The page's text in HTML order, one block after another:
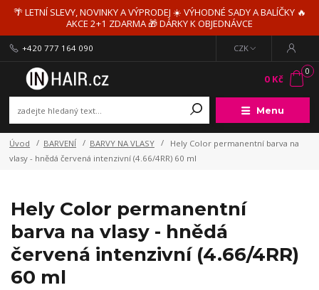
🌴 LETNÍ SLEVY, NOVINKY A VÝPRODEJ ☀️ VÝHODNÉ SADY A BALÍČKY 🔥
AKCE 2+1 ZDARMA 🎁 DÁRKY K OBJEDNÁVCE
Menu
CZK
+420 777 164 090
0
0 Kč
Úvod BARVENÍ BARVY NA VLASY
Hely Color permanentní barva na
vlasy - hnědá červená intenzivní (4.66/4RR) 60 ml
Hely Color permanentní
barva na vlasy - hnědá
červená intenzivní (4.66/4RR)
60 ml